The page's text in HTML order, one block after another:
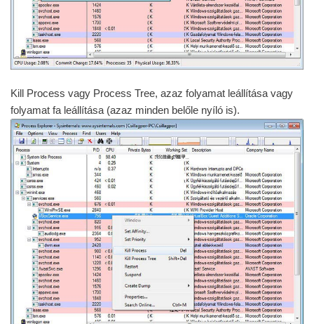
Kill Process vagy Process Tree, azaz folyamat leállítása vagy
folyamat fa leállítása (azaz minden belőle nyíló is).